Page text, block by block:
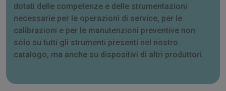
dotati delle competenze e delle strumentazioni
necessarie per le operazioni di service, per le
calibrazioni e per le manutenzioni preventive non
solo su tutti gli strumenti presenti nel nostro
catalogo, ma anche su dispositivi di altri produttori.